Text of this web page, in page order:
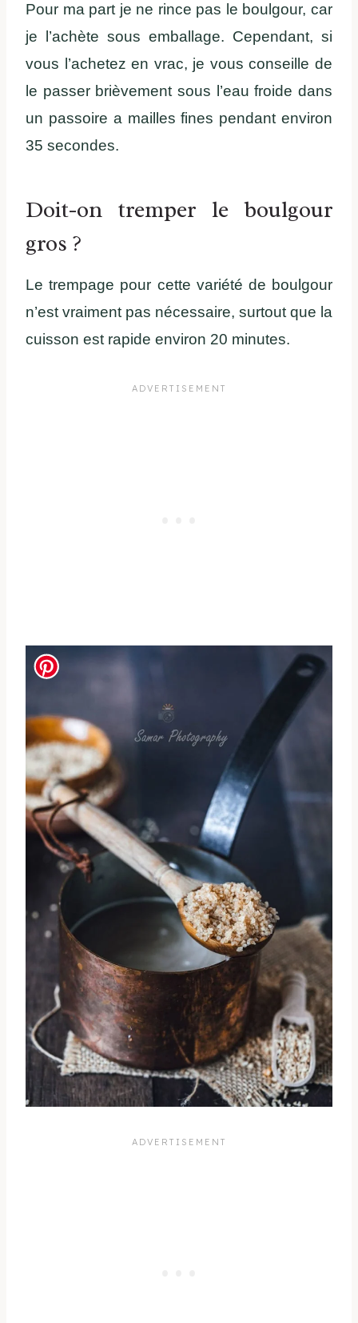
Pour ma part je ne rince pas le boulgour, car
je l’achète sous emballage. Cependant, si
vous l’achetez en vrac, je vous conseille de
le passer brièvement sous l’eau froide dans
un passoire a mailles fines pendant environ
35 secondes.
Doit-on tremper le boulgour
gros ?
Le trempage pour cette variété de boulgour
n’est vraiment pas nécessaire, surtout que la
cuisson est rapide environ 20 minutes.